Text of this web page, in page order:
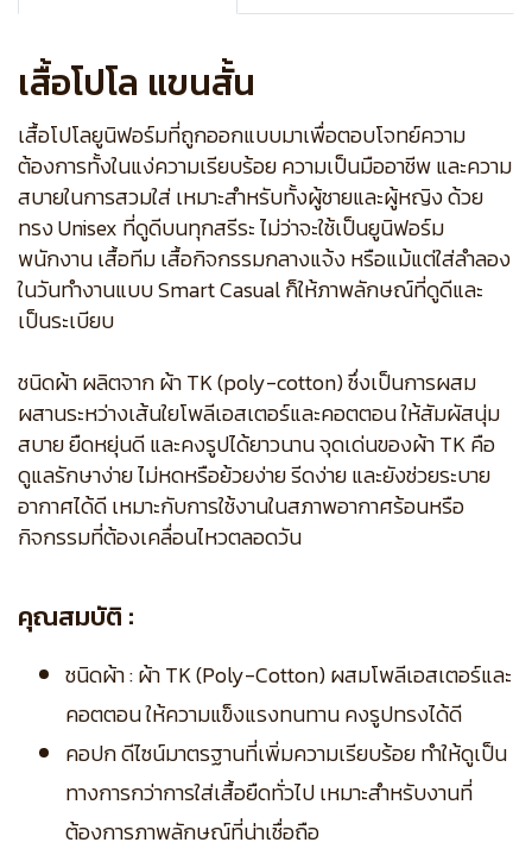
เสื้อโปโล แขนสั้น
เสื้อโปโลยูนิฟอร์มที่ถูกออกแบบมาเพื่อตอบโจทย์ความ
ต้องการทั้งในแง่ความเรียบร้อย ความเป็นมืออาชีพ และความ
สบายในการสวมใส่ เหมาะสำหรับทั้งผู้ชายและผู้หญิง ด้วย
ทรง Unisex ที่ดูดีบนทุกสรีระ ไม่ว่าจะใช้เป็นยูนิฟอร์ม
พนักงาน เสื้อทีม เสื้อกิจกรรมกลางแจ้ง หรือแม้แต่ใส่ลำลอง
ในวันทำงานแบบ Smart Casual ก็ให้ภาพลักษณ์ที่ดูดีและ
เป็นระเบียบ
ชนิดผ้า ผลิตจาก ผ้า TK (poly-cotton) ซึ่งเป็นการผสม
ผสานระหว่างเส้นใยโพลีเอสเตอร์และคอตตอน ให้สัมผัสนุ่ม
สบาย ยืดหยุ่นดี และคงรูปได้ยาวนาน จุดเด่นของผ้า TK คือ
ดูแลรักษาง่าย ไม่หดหรือย้วยง่าย รีดง่าย และยังช่วยระบาย
อากาศได้ดี เหมาะกับการใช้งานในสภาพอากาศร้อนหรือ
กิจกรรมที่ต้องเคลื่อนไหวตลอดวัน
คุณสมบัติ :
ชนิดผ้า : ผ้า TK (Poly-Cotton) ผสมโพลีเอสเตอร์และ
คอตตอน ให้ความแข็งแรงทนทาน คงรูปทรงได้ดี
คอปก ดีไซน์มาตรฐานที่เพิ่มความเรียบร้อย ทำให้ดูเป็น
ทางการกว่าการใส่เสื้อยืดทั่วไป เหมาะสำหรับงานที่
ต้องการภาพลักษณ์ที่น่าเชื่อถือ